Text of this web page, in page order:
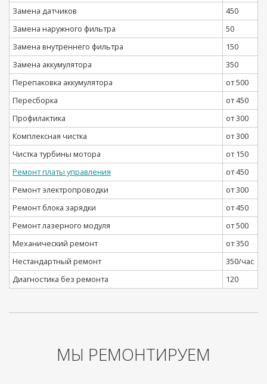
Замена датчиков
450
Замена наружного фильтра
50
Замена внутреннего фильтра
150
Замена аккумулятора
350
Перепаковка аккумулятора
от 500
Пересборка
от 450
Профилактика
от 300
Комплексная чистка
от 300
Чистка турбины мотора
от 150
Ремонт платы управления
от 450
Ремонт электропроводки
от 300
Ремонт блока зарядки
от 450
Ремонт лазерного модуля
от 500
Механический ремонт
от 350
Нестандартный ремонт
350/час
Диагностика без ремонта
120
МЫ РЕМОНТИРУЕМ